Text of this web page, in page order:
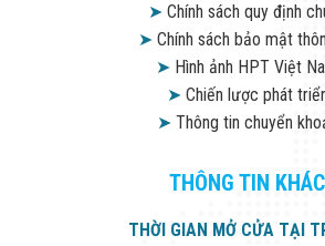
➤Chính sách quy định
➤Chính sách bảo mật
➤ Hình ảnh HPT Việt
➤Chiến lược phát
➤Thông tin chuyển
THÔNG TIN KHÁC
THỜI GIAN MỞ CỬA TẠI